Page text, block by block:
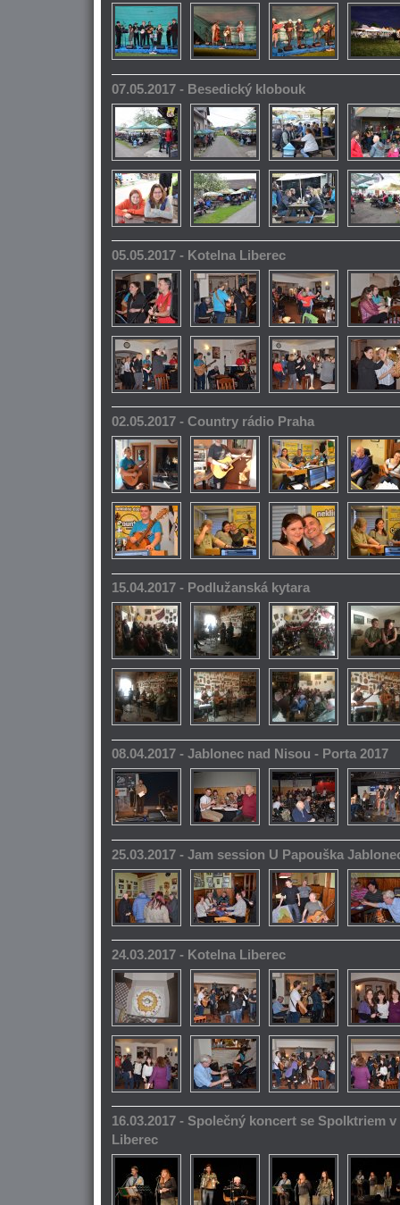
07.05.2017 - Besedický klobouk
05.05.2017 - Kotelna Liberec
02.05.2017 - Country rádio Praha
15.04.2017 - Podlužanská kytara
08.04.2017 - Jablonec nad Nisou - Porta 2017
25.03.2017 - Jam session U Papouška
24.03.2017 - Kotelna Liberec
16.03.2017 - Společný koncert se Spolktriem
Liberec